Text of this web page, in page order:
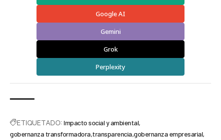
Google AI
Gemini
Grok
Perplexity
ETIQUETADO: Impacto social y ambiental
gobernanza transformadora transparencia gobernanza empresarial